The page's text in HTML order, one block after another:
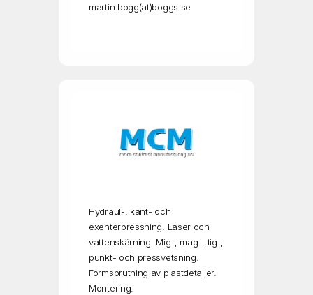
martin.bogg(at)boggs.se
Hydraul-, kant- och
exenterpressning. Laser och
vattenskärning. Mig-, mag-, tig-,
punkt- och pressvetsning.
Formsprutning av plastdetaljer.
Montering.